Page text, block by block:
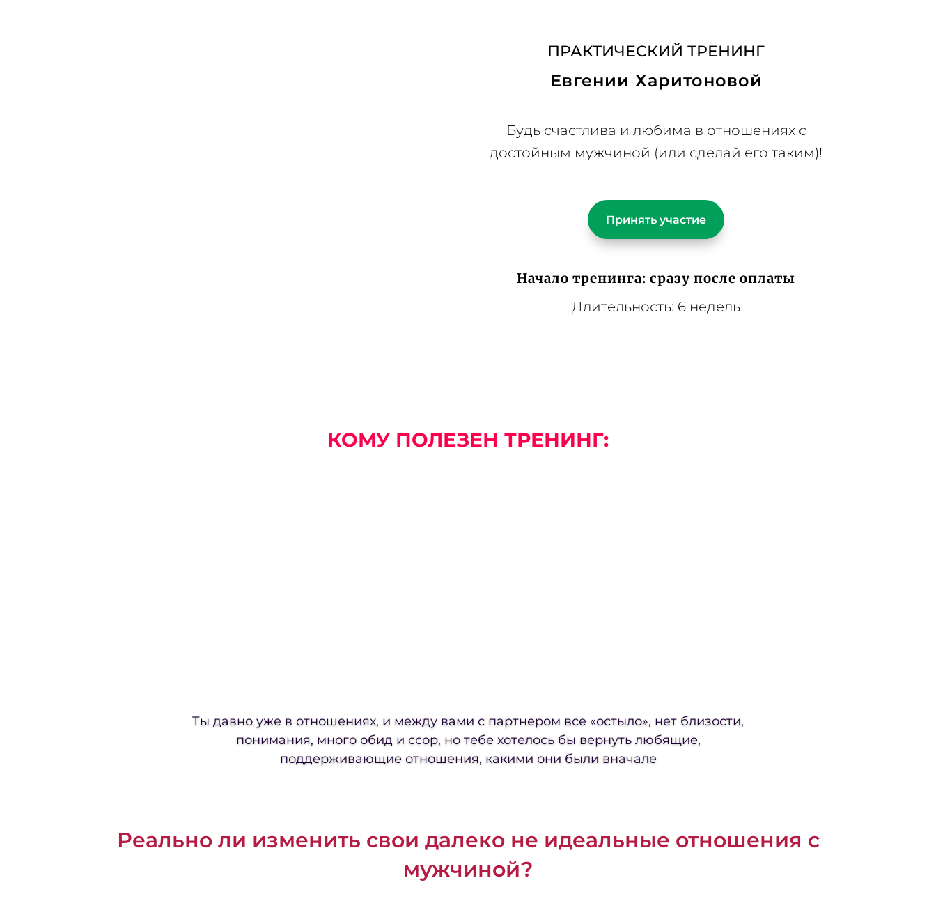
ПРАКТИЧЕСКИЙ ТРЕНИНГ
Евгении Харитоновой
Будь счастлива и любима в отношениях с
достойным мужчиной (или сделай его таким)!
Принять участие
Начало тренинга: сразу после оплаты
Длительность: 6 недель
КОМУ ПОЛЕЗЕН ТРЕНИНГ:
Ты давно уже в отношениях, и между вами с партнером все «остыло», нет близости,
понимания, много обид и ссор, но тебе хотелось бы вернуть любящие,
поддерживающие отношения, какими они были вначале
Реально ли изменить свои далеко не идеальные отношения с
мужчиной?